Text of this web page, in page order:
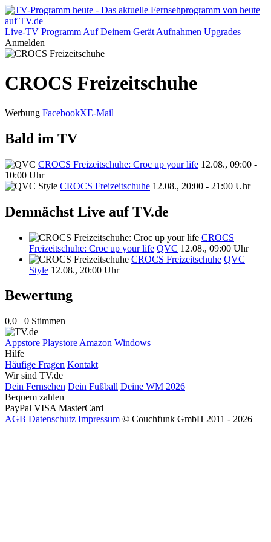
Live-TV Programm Auf Deinem Gerät Aufnahmen Upgrades
Anmelden
CROCS Freizeitschuhe
Werbung FacebookXE-Mail
Bald im TV
CROCS Freizeitschuhe: Croc up your life 12.08., 09:00 -
10:00 Uhr
CROCS Freizeitschuhe 12.08., 20:00 - 21:00 Uhr
Demnächst Live auf TV.de
CROCS
Freizeitschuhe: Croc up your life QVC 12.08., 09:00 Uhr
CROCS Freizeitschuhe QVC
Style 12.08., 20:00 Uhr
Bewertung
0,0 0 Stimmen
Appstore Playstore Amazon Windows
Hilfe
Häufige Fragen Kontakt
Wir sind TV.de
Dein Fernsehen Dein Fußball Deine WM 2026
Bequem zahlen
PayPal VISA MasterCard
AGB Datenschutz Impressum © Couchfunk GmbH 2011 - 2026